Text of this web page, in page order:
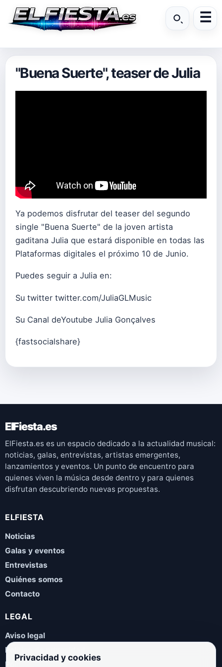
"Buena Suerte", teaser de Julia
Ya podemos disfrutar del teaser del segundo
single "Buena Suerte" de la joven artista
gaditana Julia que estará disponible en todas las
Plataformas digitales el próximo 10 de Junio.
Puedes seguir a Julia en:
Su twitter twitter.com/JuliaGLMusic
Su Canal deYoutube Julia Gonçalves
{fastsocialshare}
ElFiesta.es
ElFiesta.es es un espacio dedicado a la actualidad musical:
noticias, galas, entrevistas, artistas emergentes,
lanzamientos y eventos. Un punto de encuentro para
quienes viven la música desde dentro y para quienes
disfrutan descubriendo nuevas propuestas.
ELFIESTA
Noticias
Galas y eventos
Entrevistas
Quiénes somos
Contacto
LEGAL
Aviso legal
Política de privacidad
Política de cookies
Privacidad y cookies